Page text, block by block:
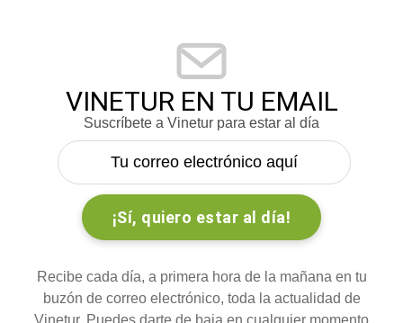
VINETUR EN TU EMAIL
Suscríbete a Vinetur para estar al día
Recibe cada día, a primera hora de la mañana en tu
buzón de correo electrónico, toda la actualidad de
Vinetur. Puedes darte de baja en cualquier momento